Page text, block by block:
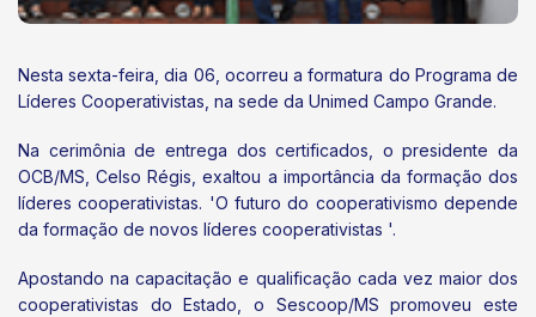
Nesta sexta-feira, dia 06, ocorreu a formatura do Programa de
Líderes Cooperativistas, na sede da Unimed Campo Grande.
Na cerimônia de entrega dos certificados, o presidente da
OCB/MS, Celso Régis, exaltou a importância da formação dos
líderes cooperativistas. 'O futuro do cooperativismo depende
da formação de novos líderes cooperativistas '.
Apostando na capacitação e qualificação cada vez maior dos
cooperativistas do Estado, o Sescoop/MS promoveu este